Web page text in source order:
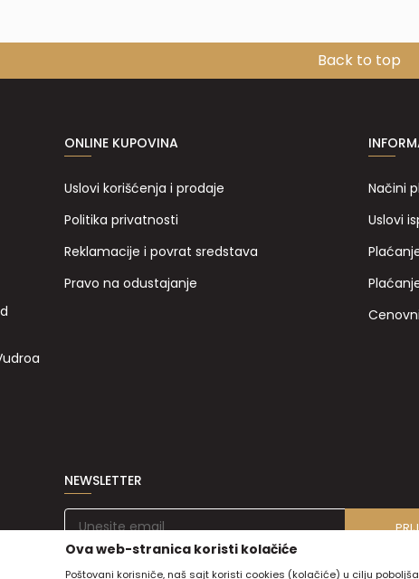
Back to top
ONLINE KUPOVINA
Uslovi korišćenja i prodaje
Politika privatnosti
Reklamacije i povrat sredstava
Pravo na odustajanje
Načini
Uslovi
NEWSLETTER
Ova web-stranica koristi kolačiće
Poštovani korisniče, naš sajt koristi cookies (kolačiće) u cilju